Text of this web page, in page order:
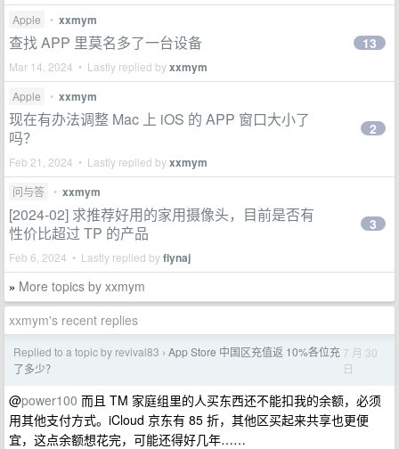
Apple
• xxmym
查找 APP 里莫名多了一台设备
Mar 14, 2024 • Lastly replied byxxmym
13
Apple • xxmym
现在有办法调整 Mac 上 iOS 的 APP 窗口大小了
吗？
Feb 21, 2024 • Lastly replied byxxmym
2
问与答 • xxmym
[2024-02] 求推荐好用的家用摄像头，目前是否有
性价比超过 TP 的产品
Feb 6, 2024 • Lastly replied byflynaj
3
» More topics by xxmym
xxmym's recent replies
Replied to a topic by revival83 › App Store 中国区充值返 10%各位充
了多少？
7 月 30
日
@power100 而且 TM 家庭组里的人买东西还不能扣我的余额，必须
用其他支付方式。iCloud 京东有 85 折，其他区买起来共享也更便
宜，这点余额想花完，可能还得好几年……